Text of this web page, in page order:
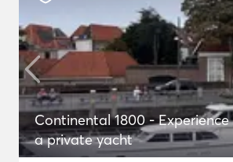
Continental 1800 -
a private yacht